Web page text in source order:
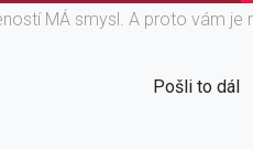
MÁ smysl. A proto vám
Pošli to dál